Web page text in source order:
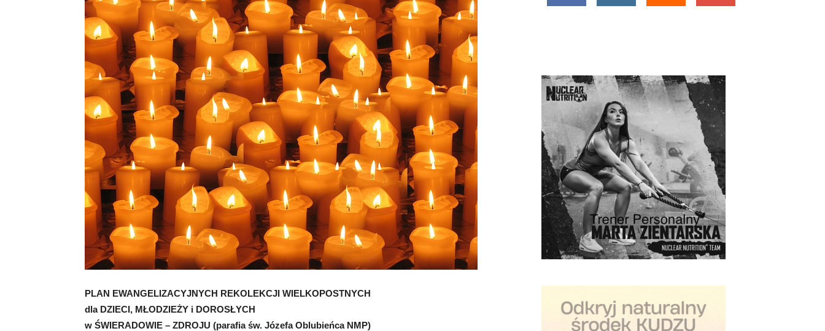
PLAN EWANGELIZACYJNYCH REKOLEKCJI WIELKOPOSTNYCH
dla DZIECI, MŁODZIEŻY i DOROSŁYCH
w ŚWIERADOWIE – ZDROJU (parafia św. Józefa Oblubieńca NMP)